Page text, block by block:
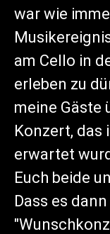
war wie
am Cello in
erleben zu
meine Gäste
Konzert, das
erwartet
Euch beide
Dass es